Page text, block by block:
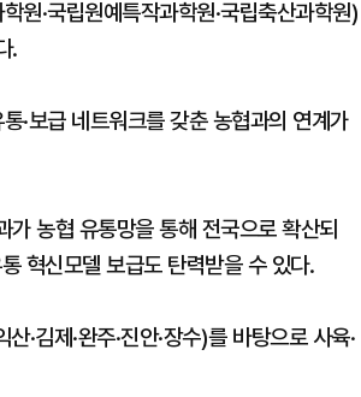
원·국립원예특작과학원·국립축산과학원)
.
·보급 네트워크를 갖춘 농협과의 연계가
가 농협 유통망을 통해 전국으로 확산되
혁신모델 보급도 탄력받을 수 있다.
·김제·완주·진안·장수)를 바탕으로 사육·